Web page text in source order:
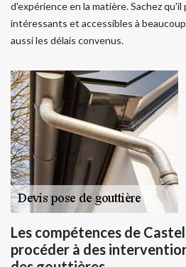
d'expérience en la matière. Sachez
intéressants et accessibles à
aussi les délais convenus.
Les compétences de
procéder à des